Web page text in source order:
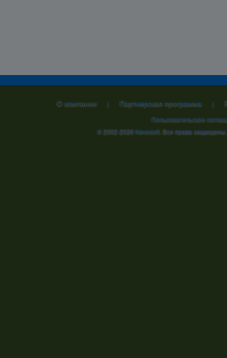
О компании | Партнерская программа |
Пользовательское
© 2002-2026Nevosoft. Все права защищены